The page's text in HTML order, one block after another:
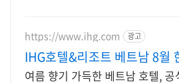
https://www.ihg.com 광고
IHG호텔&리조트 베트남 8월
최저가 혜택
여름 향기 가득한 베트남 호텔, 공